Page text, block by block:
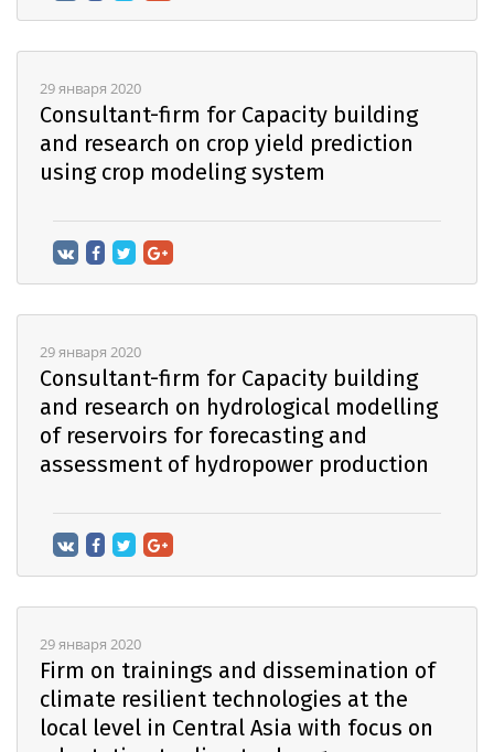
29 января 2020
Consultant-firm for Capacity building
and research on crop yield prediction
using crop modeling system
29 января 2020
Consultant-firm for Capacity building
and research on hydrological modelling
of reservoirs for forecasting and
assessment of hydropower production
29 января 2020
Firm on trainings and dissemination of
climate resilient technologies at the
local level in Central Asia with focus on